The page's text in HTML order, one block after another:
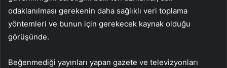
odaklanılması gerekenin daha sağlıklı veri toplama
yöntemleri ve bunun için gerekecek kaynak olduğu
görüşünde.
Beğenmediği yayınları yapan gazete ve televizyonları